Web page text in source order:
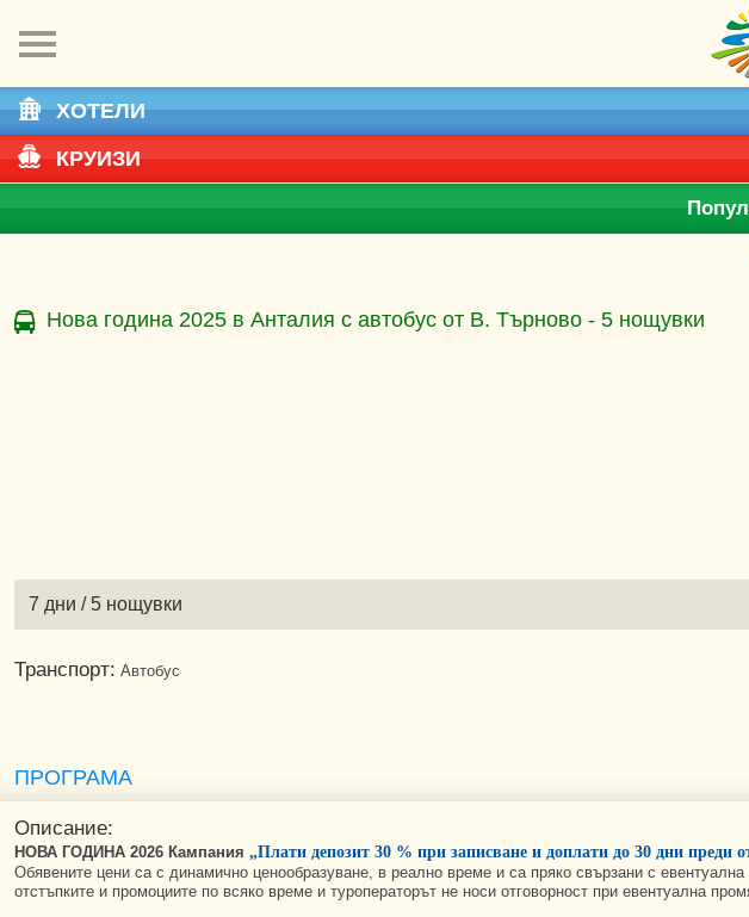
ХОТЕЛИ
КРУИЗИ
Нова година 2025 в Анталия с автобус от В. Търново - 5 нощувки
7 дни / 5 нощувки
Транспорт: Автобус
ПРОГРАМА
Описание:
НОВА ГОДИНА 2026 Кампания „Плати депозит 30 % при записване и доплати до 30 дни преди
Обявените цени са с динамично ценообразуване, в реално време и са пряко свързани с
отстъпките и промоциите по всяко време и туроператорът не носи отговорност при евентуална